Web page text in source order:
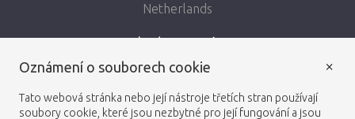
Netherlands
Sledujte nás:
Oznámení o souborech cookie
Tato webová stránka nebo její nástroje třetích stran používají
soubory cookie, které jsou nezbytné pro její fungování a jsou
×